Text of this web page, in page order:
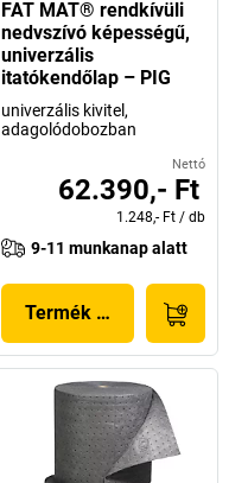
FAT MAT® rendkívüli
nedvszívó képességű,
univerzális
itatókendőlap – PIG
univerzális kivitel,
adagolódobozban
Nettó
62.390,- Ft
1.248,- Ft / db
9-11 munkanap alatt
Termék megjelenítése